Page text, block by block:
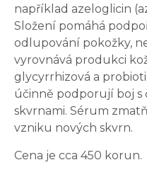
například azeloglicin
Složení pomáhá
odlupování pokožky,
vyrovnává produkci
glycyrrhizová a
účinně podporují boj s
skvrnami. Sérum
vzniku nových skvrn.
Cena je cca 450 korun.